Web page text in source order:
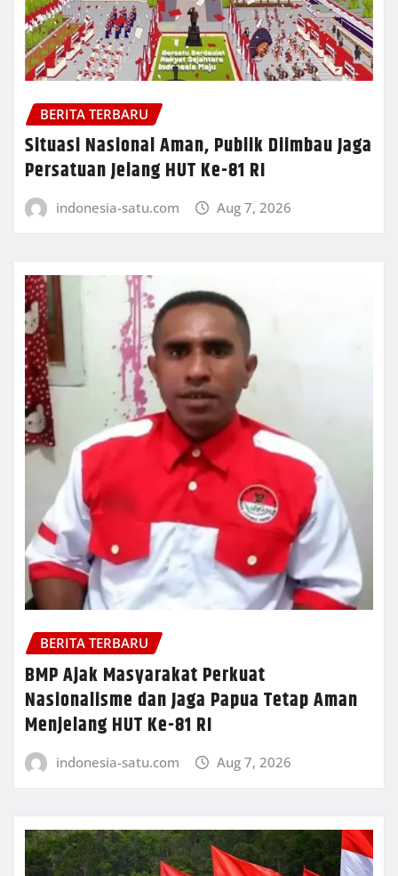
BERITA TERBARU
Situasi Nasional Aman, Publik Diimbau Jaga
Persatuan Jelang HUT Ke-81 RI
indonesia-satu.com Aug 7, 2026
BERITA TERBARU
BMP Ajak Masyarakat Perkuat
Nasionalisme dan Jaga Papua Tetap Aman
Menjelang HUT Ke-81 RI
indonesia-satu.com Aug 7, 2026